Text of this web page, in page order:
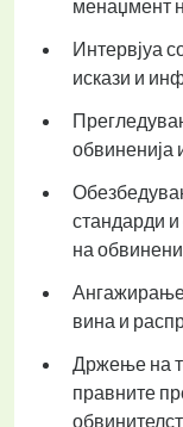
менаџмент
Интервјуа
искази и
обвиненија
стандарди и
на
вина и
Држење на
правните